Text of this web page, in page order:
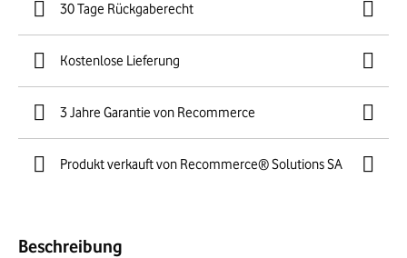
30 Tage Rückgaberecht
Kostenlose Lieferung
3 Jahre Garantie von Recommerce
Produkt verkauft von Recommerce® Solutions SA
Beschreibung